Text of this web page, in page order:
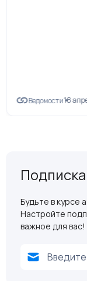
Ведомости16
Будьте в курсе
Настройте
важное для вас!